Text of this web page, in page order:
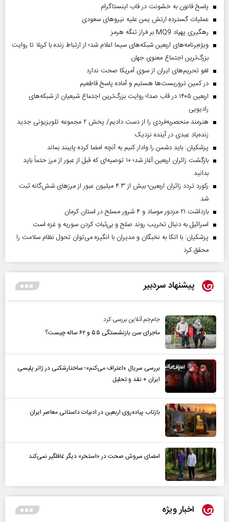
پاسخ قانون به خشونت در قاب اینستاگرام
عملیات گسترده ارتش یمن علیه نیروهای سعودی
رهگیری پهپاد MQ9 بر فراز تنگه هرمز
ویژه‌برنامه‌های اربعین شبکه‌های سیما اعلام شد؛ از ارتباط زنده با کربلا تا روایت
بزرگ‌ترین اجتماع معنوی جهان
لغو تحریم‌های ایران از سوی آمریکا صحت ندارد
در کمین تروریست‌ها هستیم و آماده پاسخ قاطعیم
اربعین ۱۴۰۵ در قاب صدا؛ روایت بزرگ‌ترین اجتماع شیعیان از شبکه‌های
رادیویی
هنرمند منحصر‌به‌فردی را از دست دادیم/ پخش ۲ مجموعه تلویزیونی جدید
زنده‌یاد عبدی در آینده نزدیک
پزشکیان: باید دشمن را وادار کنیم به آنچه امضا کرده پایبند بماند
بازگشت زائران اربعین آغاز شد؛ ۱۰ توصیه‌ای که قبل از عبور از مرز حتماً باید
بدانید
رکورد تردد زائران اربعین؛ بیش از ۴.۳ میلیون عبور از مرزهای شش‌گانه ثبت
شد
بازداشت ۲۱ مزدور موساد و ۴ شرور مسلح در استان کرمان
اسرائیل به دنبال تخریب روند صلح و بی‌ثبات کردن سوریه و غزه است
پزشکیان: با اتکا به نخبگان و مدیران با انگیزه می‌توان تحول نظام سلامت را
محقق کرد
پیشنهاد سردبیر
جام‌جم آنلاین بررسی کرد
ماجرای سن بازنشستگی ۵۵ و ۶۲ ساله چیست؟
بررسی سریال «اعتراف می‌کنم»؛ ساختارشکنی در ژانر پلیسی
ایران + نقد و تحلیل
بازتاب پیاده‌روی اربعین در ادبیات داستانی معاصر ایران
امضای سروش صحت در «استخر» دیگر غافلگیر نمی‌کند
اخبار ویژه